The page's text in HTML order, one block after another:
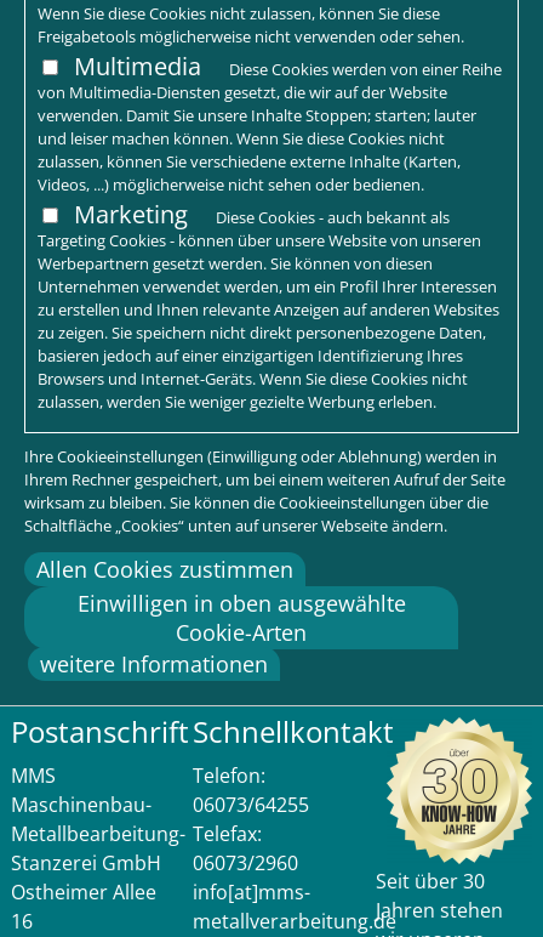
Postanschrift
MMS
Maschinenbau-
Metallbearbeitung-
Stanzerei GmbH
Ostheimer Allee
16
Schnellkontakt
Telefon:
06073/64255
Telefax:
06073/2960
info[at]mms-
metallverarbeitung.de
Seit über 30
Jahren stehen
Wenn Sie diese Cookies nicht zulassen, können Sie diese
Freigabetools möglicherweise nicht verwenden oder sehen.
Multimedia
Diese Cookies werden von einer Reihe
von Multimedia-Diensten gesetzt, die wir auf der Website
verwenden. Damit Sie unsere Inhalte Stoppen; starten; lauter
und leiser machen können. Wenn Sie diese Cookies nicht
zulassen, können Sie verschiedene externe Inhalte (Karten,
Videos, ...) möglicherweise nicht sehen oder bedienen.
Marketing
Diese Cookies - auch bekannt als
Targeting Cookies - können über unsere Website von unseren
Werbepartnern gesetzt werden. Sie können von diesen
Unternehmen verwendet werden, um ein Profil Ihrer Interessen
zu erstellen und Ihnen relevante Anzeigen auf anderen Websites
zu zeigen. Sie speichern nicht direkt personenbezogene Daten,
basieren jedoch auf einer einzigartigen Identifizierung Ihres
Browsers und Internet-Geräts. Wenn Sie diese Cookies nicht
zulassen, werden Sie weniger gezielte Werbung erleben.
Ihre Cookieeinstellungen (Einwilligung oder Ablehnung) werden in
Ihrem Rechner gespeichert, um bei einem weiteren Aufruf der Seite
wirksam zu bleiben. Sie können die Cookieeinstellungen über die
Schaltfläche „Cookies“ unten auf unserer Webseite ändern.
Allen Cookies zustimmen
Einwilligen in oben ausgewählte
Cookie-Arten
weitere Informationen